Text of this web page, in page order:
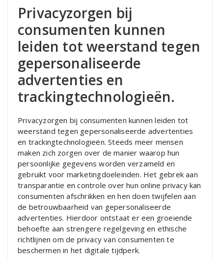
Privacyzorgen bij
consumenten kunnen
leiden tot weerstand tegen
gepersonaliseerde
advertenties en
trackingtechnologieën.
Privacyzorgen bij consumenten kunnen leiden tot
weerstand tegen gepersonaliseerde advertenties
en trackingtechnologieën. Steeds meer mensen
maken zich zorgen over de manier waarop hun
persoonlijke gegevens worden verzameld en
gebruikt voor marketingdoeleinden. Het gebrek aan
transparantie en controle over hun online privacy kan
consumenten afschrikken en hen doen twijfelen aan
de betrouwbaarheid van gepersonaliseerde
advertenties. Hierdoor ontstaat er een groeiende
behoefte aan strengere regelgeving en ethische
richtlijnen om de privacy van consumenten te
beschermen in het digitale tijdperk.